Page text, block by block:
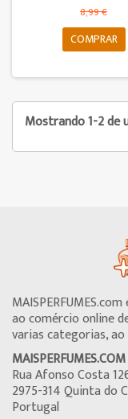
8,99 €
COMPRAR
Mostrando 1-2
ao comércio online
varias categorias,
MAISPERFUMES.COM
Rua Afonso Costa
2975-314 Quinta do
Portugal